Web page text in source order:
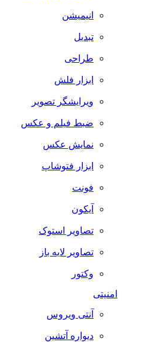
انیمیشن
تبدیل
طراحی
ابزار فلش
ویرایشگر تصویر
ضبط فيلم و عكس
نمایش عکس
ابزار فتوشاپ
فونت
آیکون
تصاویر استوک
تصاویر لایه باز
وکتور
امنیتی
آنتی ویروس
دیواره آتشین